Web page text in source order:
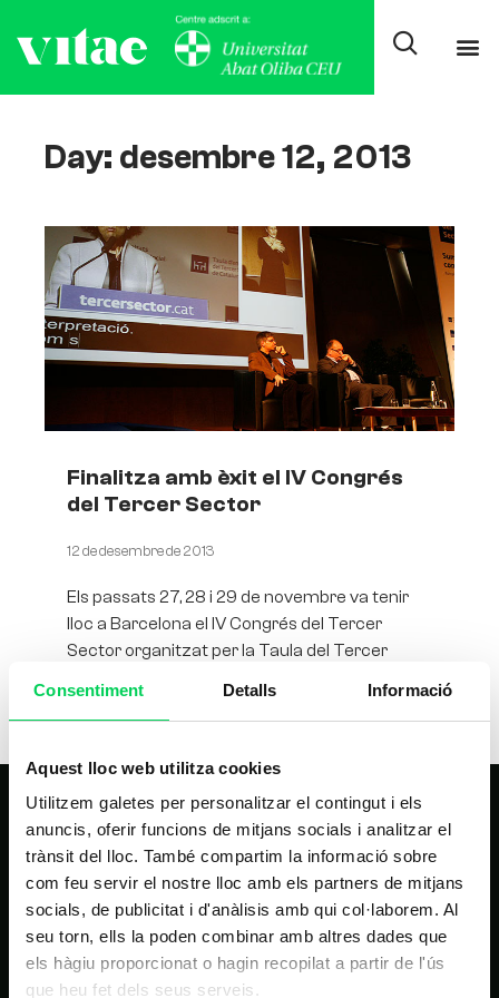
Consentiment Detalls Informació
Aquest lloc web utilitza cookies
Utilitzem galetes per personalitzar el contingut i els
anuncis, oferir funcions de mitjans socials i analitzar el
trànsit del lloc. També compartim la informació sobre
com feu servir el nostre lloc amb els partners de mitjans
socials, de publicitat i d'anàlisis amb qui col·laborem. Al
seu torn, ells la poden combinar amb altres dades que
els hàgiu proporcionat o hagin recopilat a partir de l'ús
que heu fet dels seus serveis.
Day: desembre 12, 2013
Finalitza amb èxit el IV Congrés
del Tercer Sector
12 de desembre de 2013
Els passats 27, 28 i 29 de novembre va tenir
lloc a Barcelona el IV Congrés del Tercer
Sector organitzat per la Taula del Tercer
NAVEGACIÓ PRINCIPAL